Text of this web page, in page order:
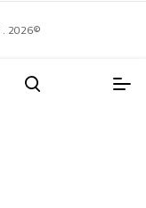
©
2026
.